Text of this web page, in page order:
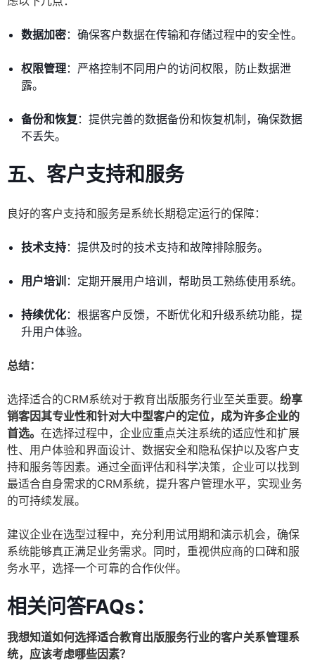
数据加密：确保客户数据在传输和存储过程中的安全性。
权限管理：严格控制不同用户的访问权限，防止数据泄
露。
备份和恢复 ：提供完善的数据备份和恢复机制，确保数据
不丢失。
五、客户支持和服务
良好的客户支持和服务是系统长期稳定运行的保障：
技术支持：提供及时的技术支持和故障排除服务。
用户培训 ：定期开展用户培训，帮助员工熟练使用系统。
持续优化：根据客户反馈，不断优化和升级系统功能，提
升用户体验。
总结：
选择适合的CRM系统对于教育出版服务行业至关重要。 纷享
销客因其专业性和针对大中型客户的定位，成为许多企业的
首选。 在选择过程中，企业应重点关注系统的适应性和扩展
性、用户体验和界面设计、数据安全和隐私保护以及客户支
持和服务等因素。通过全面评估和科学决策，企业可以找到
最适合自身需求的CRM系统，提升客户管理水平，实现业务
的可持续发展。
建议企业在选型过程中，充分利用试用期和演示机会，确保
系统能够真正满足业务需求。同时，重视供应商的口碑和服
务水平，选择一个可靠的合作伙伴。
相关问答FAQs：
我想知道如何选择适合教育出版服务行业的客户关系管理系
统，应该考虑哪些因素？